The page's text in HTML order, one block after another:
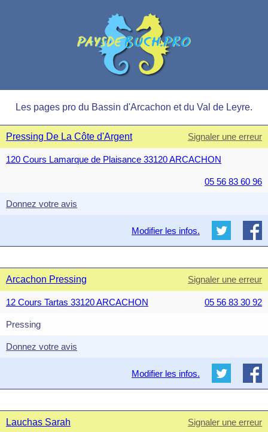
Les pages pro du Bassin d'Arcachon et du Val de Leyre.
Pressing De La Côte d'Argent Signaler une erreur
120 Cours Lamarque de Plaisance 33120 ARCACHON
05 56 83 60 96
Donnez votre avis
Modifier les infos.
Arcachon Pressing Signaler une erreur
12 Cours Tartas 33120 ARCACHON 05 56 83 30 92
Pressing
Donnez votre avis
Modifier les infos.
Lauchas Sarah Signaler une erreur